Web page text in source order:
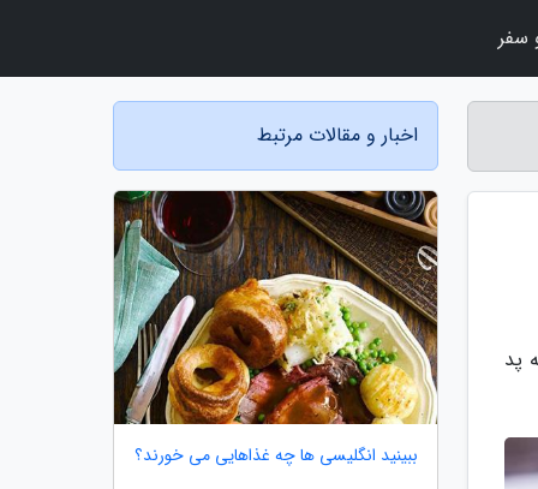
پد
اخبار و مقالات مرتبط
ببینید انگلیسی ها چه غذاهایی می خورند؟
سفر